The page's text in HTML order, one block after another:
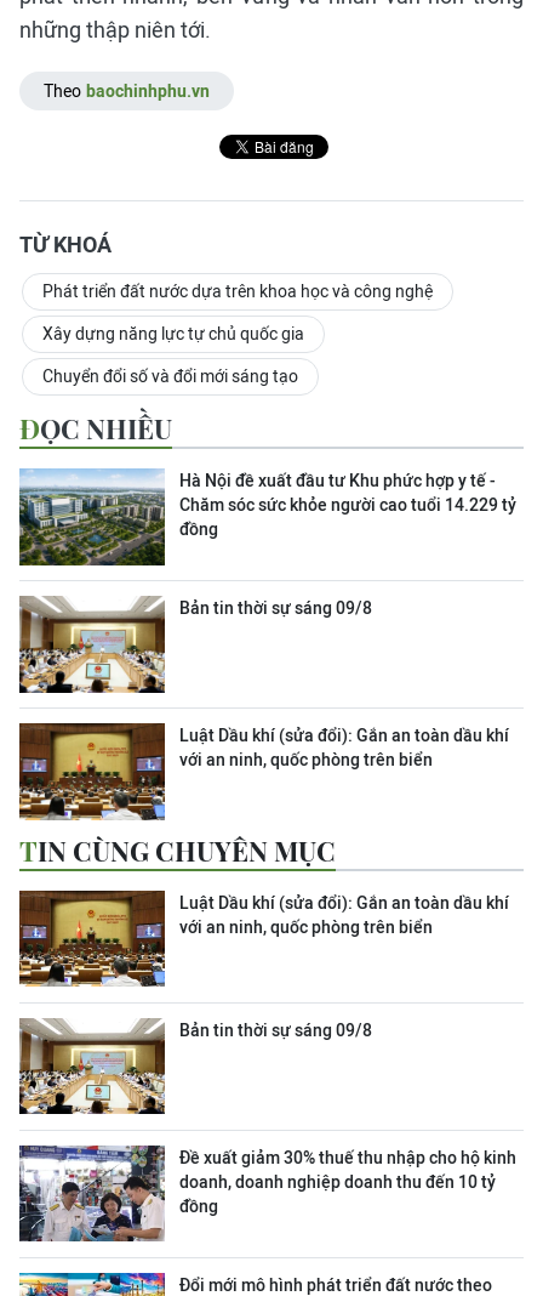
những thập niên tới.
Theo baochinhphu.vn
TỪ KHOÁ
Phát triển đất nước dựa trên khoa học và công nghệ
Xây dựng năng lực tự chủ quốc gia
Chuyển đổi số và đổi mới sáng tạo
ĐỌC NHIỀU
Hà Nội đề xuất đầu tư Khu phức hợp y tế -
Chăm sóc sức khỏe người cao tuổi 14.229 tỷ
đồng
Bản tin thời sự sáng 09/8
Luật Dầu khí (sửa đổi): Gắn an toàn dầu khí
với an ninh, quốc phòng trên biển
TIN CÙNG CHUYÊN MỤC
Luật Dầu khí (sửa đổi): Gắn an toàn dầu khí
với an ninh, quốc phòng trên biển
Bản tin thời sự sáng 09/8
Đề xuất giảm 30% thuế thu nhập cho hộ kinh
doanh, doanh nghiệp doanh thu đến 10 tỷ
đồng
Đổi mới mô hình phát triển đất nước theo